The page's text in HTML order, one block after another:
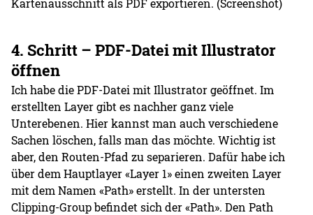
Kartenausschnitt als PDF exportieren. (Screenshot)
4. Schritt – PDF-Datei mit Illustrator
öffnen
Ich habe die PDF-Datei mit Illustrator geöffnet. Im
erstellten Layer gibt es nachher ganz viele
Unterebenen. Hier kannst man auch verschiedene
Sachen löschen, falls man das möchte. Wichtig ist
aber, den Routen-Pfad zu separieren. Dafür habe ich
über dem Hauptlayer «Layer 1» einen zweiten Layer
mit dem Namen «Path» erstellt. In der untersten
Clipping-Group befindet sich der «Path». Den Path